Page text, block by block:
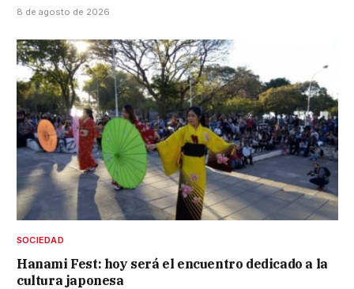
8 de agosto de 2026
SOCIEDAD
Hanami Fest: hoy será el encuentro dedicado a la
cultura japonesa